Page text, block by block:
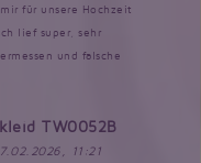
für unsere Hochzeit
lief super, sehr
und falsche
TW0052B
11:21